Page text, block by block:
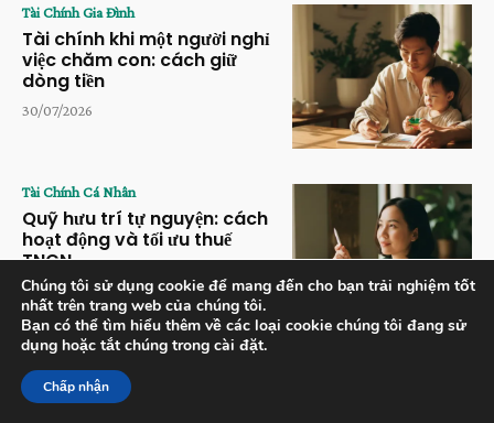
Tài Chính Gia Đình
Tài chính khi một người nghỉ
việc chăm con: cách giữ
dòng tiền
30/07/2026
Tài Chính Cá Nhân
Quỹ hưu trí tự nguyện: cách
hoạt động và tối ưu thuế
TNCN
28/07/2026
© An Toàn Tài Chính. Mọi quyền được bảo lưu.
Chúng tôi sử dụng cookie để mang đến cho bạn trải nghiệm tốt
nhất trên trang web của chúng tôi.
Bạn có thể tìm hiểu thêm về các loại cookie chúng tôi đang sử
dụng hoặc tắt chúng trong cài đặt.
Chấp nhận